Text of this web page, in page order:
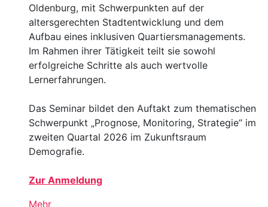
Oldenburg, mit Schwerpunkten auf der
altersgerechten Stadtentwicklung und dem
Aufbau eines inklusiven Quartiersmanagements.
Im Rahmen ihrer Tätigkeit teilt sie sowohl
erfolgreiche Schritte als auch wertvolle
Lernerfahrungen.
Das Seminar bildet den Auftakt zum thematischen
Schwerpunkt „Prognose, Monitoring, Strategie“ im
zweiten Quartal 2026 im Zukunftsraum
Demografie.
Zur Anmeldung
Mehr